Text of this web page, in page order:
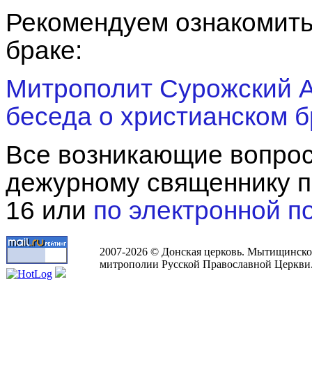
Рекомендуем
браке:
Митрополит Сурожский
беседа о христианском
Все возникающие
дежурному священнику
16 или по электронной
2007-2026 © Донская церковь.
митрополии Русской Православной